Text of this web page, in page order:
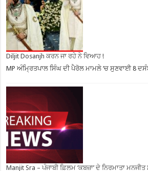
Diljit Dosanjh ਕਰਨ ਜਾ ਰਹੇ ਨੇ ਵਿਆਹ !
MP ਅੰਮ੍ਰਿਤਪਾਲ ਸਿੰਘ ਦੀ ਪੈਰੋਲ ਮਾਮਲੇ ‘ਚ ਸੁਣਵਾਈ
Manjit Sra – ਪੰਜਾਬੀ ਫ਼ਿਲਮ ‘ਕਬਜ਼ਾ’ ਦੇ ਨਿਰਮਾਤਾ